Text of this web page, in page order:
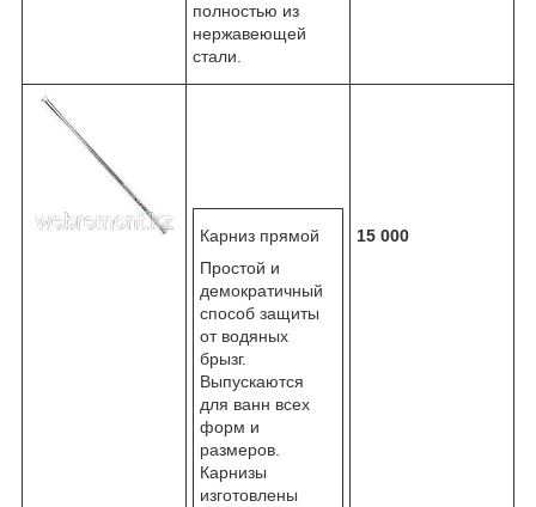
полностью из
нержавеющей
стали.
Карниз прямой
Простой и
демократичный
способ защиты
от водяных
брызг.
Выпускаются
для ванн всех
форм и
размеров.
Карнизы
изготовлены
15 000